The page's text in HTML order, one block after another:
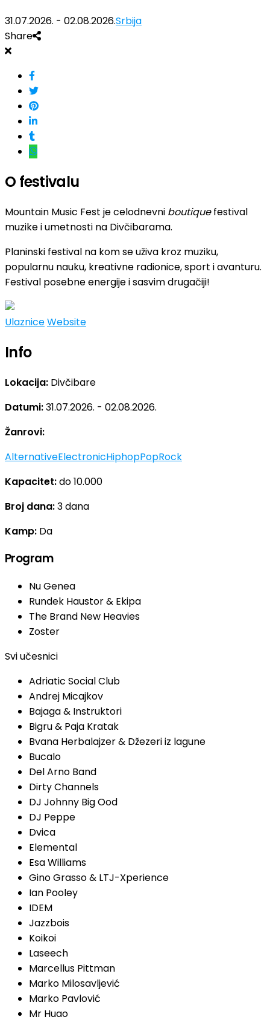
31.07.2026. - 02.08.2026.Srbija
Share
O festivalu
Mountain Music Fest je celodnevni boutiquefestival
muzike i umetnosti na Divčibarama.
Planinski festival na kom se uživa kroz muziku,
popularnu nauku, kreativne radionice, sport i avanturu.
Festival posebne energije i sasvim drugačiji!
UlazniceWebsite
Info
Lokacija: Divčibare
Datumi:31.07.2026. - 02.08.2026.
Žanrovi:
AlternativeElectronicHiphopPopRock
Kapacitet:do 10.000
Broj dana:3 dana
Kamp: Da
Program
Nu Genea
Rundek Haustor & Ekipa
The Brand New Heavies
Zoster
Svi učesnici
Adriatic Social Club
Andrej Micajkov
Bajaga & Instruktori
Bigru & Paja Kratak
Bvana Herbalajzer & Džezeri iz lagune
Bucalo
Del Arno Band
Dirty Channels
DJ Johnny Big Ood
DJ Peppe
Dvica
Elemental
Esa Williams
Gino Grasso & LTJ-Xperience
Ian Pooley
IDEM
Jazzbois
Koikoi
Laseech
Marcellus Pittman
Marko Milosavljević
Marko Pavlović
Mr Hugo